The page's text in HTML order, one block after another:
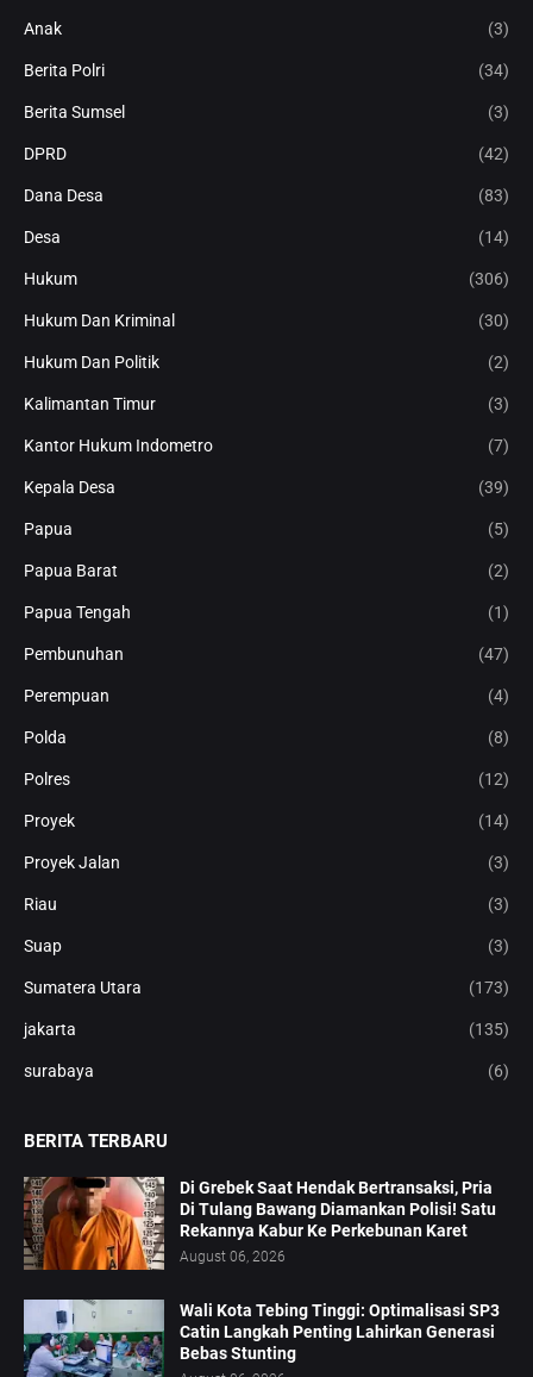
Anak (3)
Berita Polri (34)
Berita Sumsel (3)
DPRD (42)
Dana Desa (83)
Desa (14)
Hukum (306)
Hukum Dan Kriminal (30)
Hukum Dan Politik (2)
Kalimantan Timur (3)
Kantor Hukum Indometro (7)
Kepala Desa (39)
Papua (5)
Papua Barat (2)
Papua Tengah (1)
Pembunuhan (47)
Perempuan (4)
Polda (8)
Polres (12)
Proyek (14)
Proyek Jalan (3)
Riau (3)
Suap (3)
Sumatera Utara (173)
jakarta (135)
surabaya (6)
BERITA TERBARU
Di Grebek Saat Hendak Bertransaksi, Pria
Di Tulang Bawang Diamankan Polisi! Satu
Rekannya Kabur Ke Perkebunan Karet
August 06, 2026
Wali Kota Tebing Tinggi: Optimalisasi SP3
Catin Langkah Penting Lahirkan Generasi
Bebas Stunting